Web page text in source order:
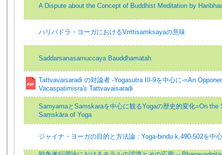
A Dispute about the Concept of Buddhist Meditation by
ハリバドラ・ヨーガにおけるVrrttisamksayaの意味
Saddarsanasamuccaya Bauddhamatah
Tattvavaisaradi の対論者 -Yogasutra III-9を中心に-=An
Vacaspatimisra's Tattvavaisaradi
SamyamaとSamskaraを中心に観るYogaの歴史的変化=On the
Saṃskāra of Yoga
ジャイナ・ヨーガの目的と方法論 : Yoga-bindu k.490-502を中